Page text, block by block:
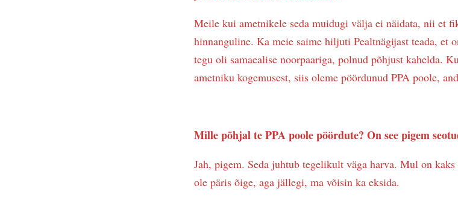
Meile kui ametnikele seda muidugi välja ei näidata, nii et
hinnanguline. Ka meie saime hiljuti Pealtnägijast teada, et
tegu oli samaealise noorpaariga, polnud põhjust kahelda.
ametniku kogemusest, siis oleme pöördunud PPA poole,
Mille põhjal te PPA poole pöördute? On see pigem
Jah, pigem. Seda juhtub tegelikult väga harva. Mul on
ole päris õige, aga jällegi, ma võisin ka eksida.